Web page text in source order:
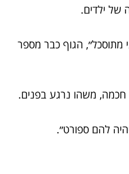
של ילדים.
מתוסכל״, הגוף כבר מספר
חכמה, משהו נרגע בפנים.
להם ספורט״.